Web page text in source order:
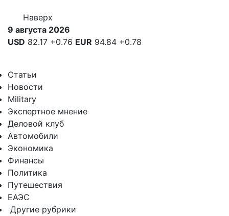
Наверх
9 августа 2026
USD 82.17 +0.76 EUR 94.84 +0.78
Статьи
Новости
Military
Экспертное мнение
Деловой клуб
Автомобили
Экономика
Финансы
Политика
Путешествия
ЕАЭС
Другие рубрики